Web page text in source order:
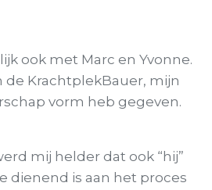
ook met Marc en Yvonne.
KrachtplekBauer, mijn
vorm heb gegeven.
mij helder dat ook “hij”
dienend is aan het proces